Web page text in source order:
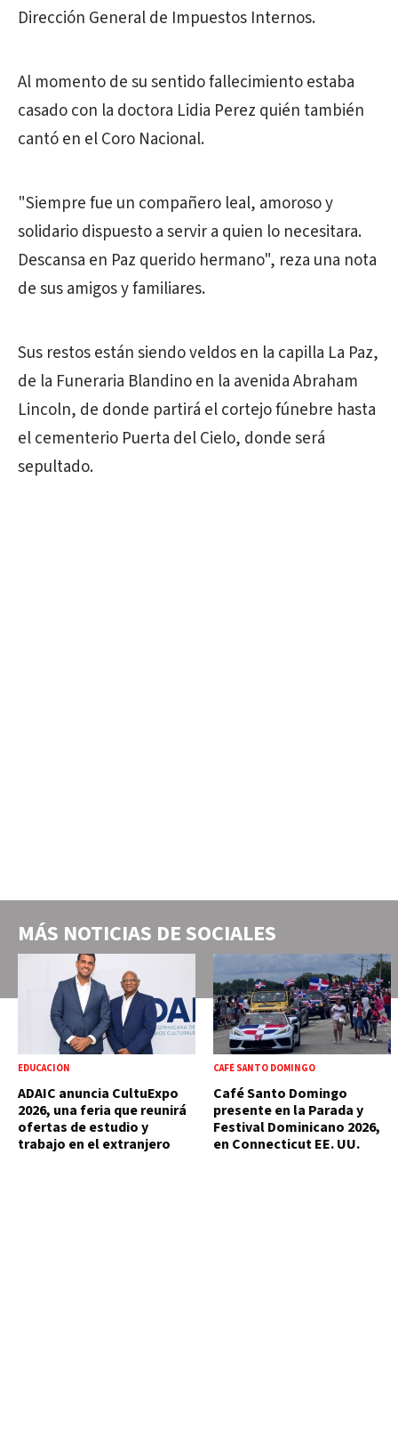
Dirección General de Impuestos Internos.
Al momento de su sentido fallecimiento estaba
casado con la doctora Lidia Perez quién también
cantó en el Coro Nacional.
"Siempre fue un compañero leal, amoroso y
solidario dispuesto a servir a quien lo necesitara.
Descansa en Paz querido hermano", reza una nota
de sus amigos y familiares.
Sus restos están siendo veldos en la capilla La Paz,
de la Funeraria Blandino en la avenida Abraham
Lincoln, de donde partirá el cortejo fúnebre hasta
el cementerio Puerta del Cielo, donde será
sepultado.
MÁS NOTICIAS DESOCIALES
EDUCACIÓN
ADAIC anuncia CultuExpo
2026, una feria que reunirá
ofertas de estudio y
trabajo en el extranjero
CAFÉ SANTO DOMINGO
Café Santo Domingo
presente en la Parada y
Festival Dominicano 2026,
en Connecticut EE. UU.